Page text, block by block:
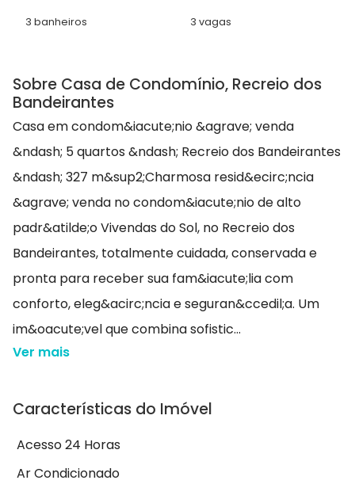
3 banheiros 3 vagas
Sobre Casa de Condomínio, Recreio dos
Bandeirantes
Casa em condom&iacute;nio &agrave; venda
&ndash; 5 quartos &ndash; Recreio dos Bandeirantes
&ndash; 327 m&sup2;Charmosa resid&ecirc;ncia
&agrave; venda no condom&iacute;nio de alto
padr&atilde;o Vivendas do Sol, no Recreio dos
Bandeirantes, totalmente cuidada, conservada e
pronta para receber sua fam&iacute;lia com
conforto, eleg&acirc;ncia e seguran&ccedil;a. Um
im&oacute;vel que combina sofistic...
Ver mais
Características do Imóvel
Acesso 24 Horas
Ar Condicionado